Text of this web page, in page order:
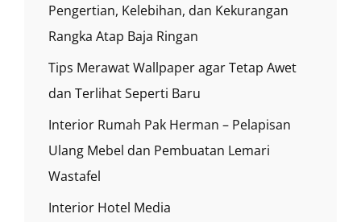
Pengertian, Kelebihan, dan Kekurangan
Rangka Atap Baja Ringan
Tips Merawat Wallpaper agar Tetap Awet
dan Terlihat Seperti Baru
Interior Rumah Pak Herman – Pelapisan
Ulang Mebel dan Pembuatan Lemari
Wastafel
Interior Hotel Media